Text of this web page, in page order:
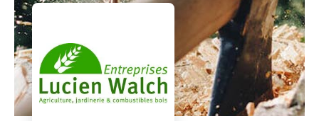
TROUVER SON FOURNISSEUR
BLOG
ESPACE PRO